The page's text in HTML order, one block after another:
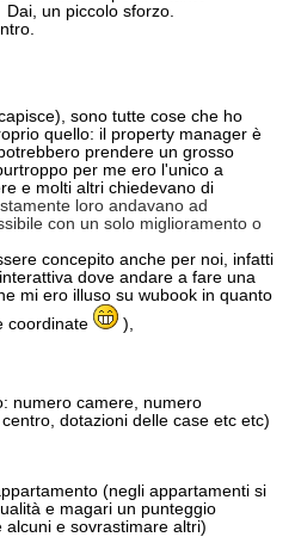
un piccolo sforzo.
sono tutte cose che ho
quello: il property manager è
prendere un grosso
per me ero l'unico a
e molti altri chiedevano di
loro andavano ad
con un solo miglioramento o
concepito anche per noi, infatti
dove andare a fare una
mi ero illuso su wubook in quanto
coordinate
),
numero camere, numero
dotazioni delle case etc etc)
(negli appartamenti si
e magari un punteggio
e sovrastimare altri)